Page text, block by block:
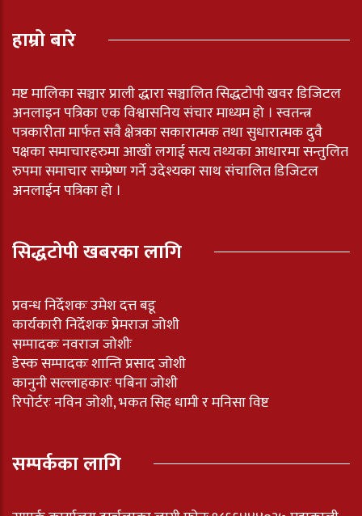
हाम्रो बारे
मष्ट मालिका सञ्चार प्राली द्धारा सञ्चालित सिद्धटोपी खवर डिजिटल
अनलाइन पत्रिका एक विश्वासनिय संचार माध्यम हो । स्वतन्त्र
पत्रकारीता मार्फत सवै क्षेत्रका सकारात्मक तथा सुधारात्मक दुवै
पक्षका समाचारहरुमा आखाँ लगाई सत्य तथ्यका आधारमा सन्तुलित
रुपमा समाचार सम्प्रेष्ण गर्ने उदेश्यका साथ संचालित डिजिटल
अनलाईन पत्रिका हो ।
सिद्धटोपी खबरका लागि
प्रवन्ध निर्देशकः उमेश दत्त बडू
कार्यकारी निर्देशकः प्रेमराज जोशी
सम्पादकः नवराज जोशीः
डेस्क सम्पादकः शान्ति प्रसाद जोशी
कानुनी सल्लाहकारः पबिना जोशी
रिपोर्टरः नविन जोशी, भकत सिह धामी र मनिसा विष्ट
सम्पर्कका लागि